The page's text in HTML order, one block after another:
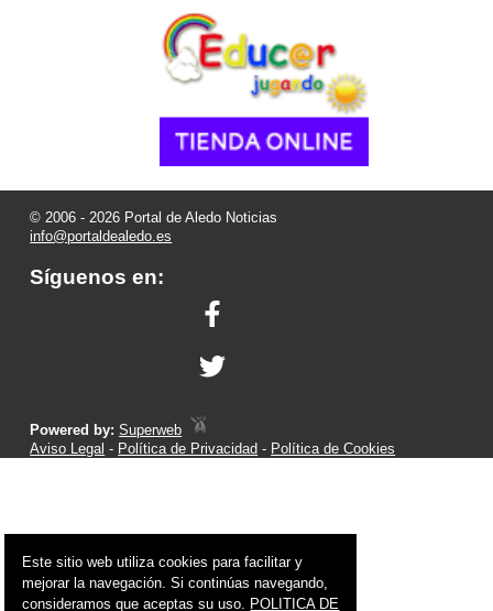
© 2006 - 2026 Portal de Aledo Noticias
info@portaldealedo.es
Síguenos en:
Powered by:Superweb
Aviso Legal - Política de Privacidad - Política de Cookies
Este sitio web utiliza cookies para facilitar y
mejorar la navegación. Si continúas navegando,
consideramos que aceptas su uso. POLITICA DE